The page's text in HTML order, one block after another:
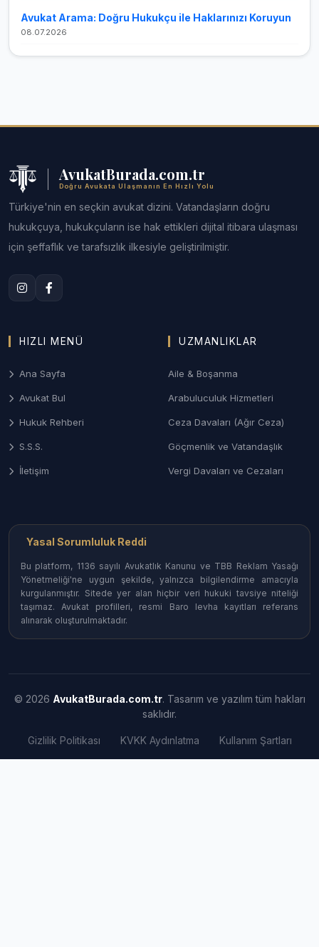
Avukat Arama: Doğru Hukukçu ile Haklarınızı Koruyun
08.07.2026
AvukatBurada.com.tr
Doğru Avukata Ulaşmanın En Hızlı Yolu
Türkiye'nin en seçkin avukat dizini. Vatandaşların doğru
hukukçuya, hukukçuların ise hak ettikleri dijital itibara ulaşması
için şeffaflık ve tarafsızlık ilkesiyle geliştirilmiştir.
HIZLI MENÜ
Ana Sayfa
Avukat Bul
Hukuk Rehberi
S.S.S.
İletişim
UZMANLIKLAR
Aile & Boşanma
Arabuluculuk Hizmetleri
Ceza Davaları (Ağır Ceza)
Göçmenlik ve Vatandaşlık
Vergi Davaları ve Cezaları
Yasal Sorumluluk Reddi
Bu platform, 1136 sayılı Avukatlık Kanunu ve TBB Reklam Yasağı
Yönetmeliği'ne uygun şekilde, yalnızca bilgilendirme amacıyla
kurgulanmıştır. Sitede yer alan hiçbir veri hukuki tavsiye niteliği
taşımaz. Avukat profilleri, resmi Baro levha kayıtları referans
alınarak oluşturulmaktadır.
© 2026 AvukatBurada.com.tr. Tasarım ve yazılım tüm hakları
saklıdır.
Gizlilik Politikası KVKK Aydınlatma Kullanım Şartları